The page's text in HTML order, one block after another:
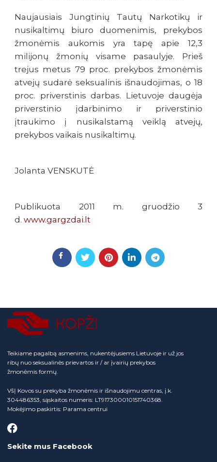
Naujausiais Jungtinių Tautų Narkotikų ir
nusikaltimų biuro duomenimis, prekybos
žmonėmis aukomis yra tapę apie 12,3
milijonų žmonių visame pasaulyje. Prieš
trejus metus 79 proc. prekybos žmonėmis
atvejų sudarė seksualinis išnaudojimas, o 18
proc. priverstinis darbas. Lietuvoje daugėja
priverstinio įdarbinimo ir priverstinio
įtraukimo į nusikalstamą veiklą atvejų,
prekybos vaikais nusikaltimų.
Jolanta VENSKUTĖ
Publikuota 2011 m. gruodžio 3
d. www.gargzdai.lt
Teikiame pagalbą asmenims, nukentėjusiems Lietuvoje ir už jos
ribų nuo seksualinės prievartos ir / ar įvairių prekybos
žmonėmis formų.
VšĮ Kovos su prekyba žmonėmis ir išnaudojimu centras, į.k.
304486353, sąskaitos numeris: LT917300010151740368.
Mokėjimo paskirtis: Parama centrui
Sekite mus Facebook